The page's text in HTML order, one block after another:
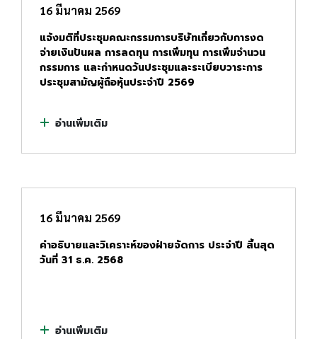
16 มีนาคม 2569
แจ้งมติที่ประชุมคณะกรรมการบริษัทเกี่ยวกับการงด
จ่ายเงินปันผล การลดทุน การเพิ่มทุน การเพิ่มจำนวน
กรรมการ และกำหนดวันประชุมและระเบียบวาระการ
ประชุมสามัญผู้ถือหุ้นประจำปี 2569
อ่านเพิ่มเติม
16 มีนาคม 2569
คำอธิบายและวิเคราะห์ของฝ่ายจัดการ ประจำปี สิ้นสุด
วันที่ 31 ธ.ค. 2568
อ่านเพิ่มเติม